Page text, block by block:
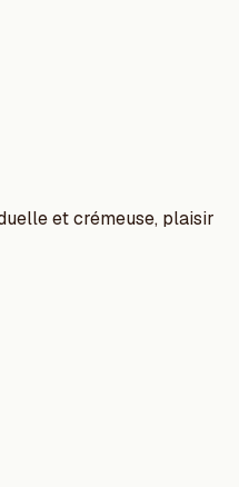
et crémeuse, plaisir